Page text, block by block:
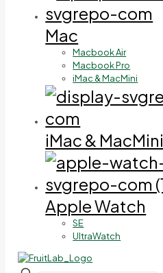
Mac
Macbook Air
Macbook Pro
iMac & MacMini
iMac & MacMini
Apple Watch
SE
UltraWatch